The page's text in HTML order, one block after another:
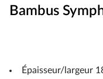
Bambus
Épaisseur/largeur